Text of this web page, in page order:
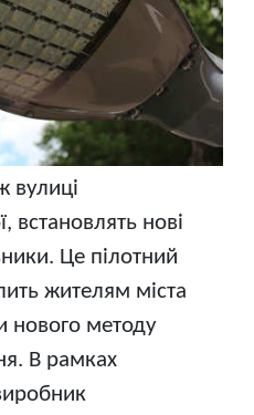
вулиці
встановлять нові
Це пілотний
жителям міста
нового методу
В рамках